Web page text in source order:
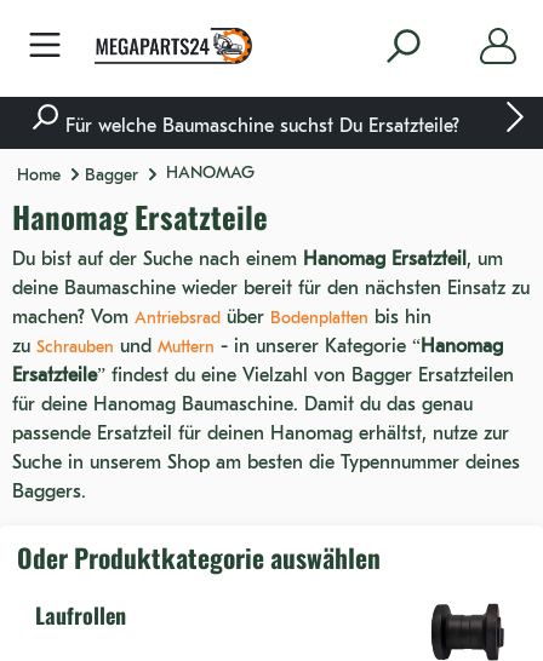
Für welche Baumaschine suchst Du Ersatzteile?
Home Bagger HANOMAG
Hanomag Ersatzteile
Du bist auf der Suche nach einem Hanomag Ersatzteil , um
deine Baumaschine wieder bereit für den nächsten Einsatz zu
machen? Vom Antriebsrad über Bodenplatten bis hin
zu Schrauben und Muttern - in unserer Kategorie “ Hanomag
Ersatzteile” findest du eine Vielzahl von Bagger Ersatzteilen
für deine Hanomag Baumaschine. Damit du das genau
passende Ersatzteil für deinen Hanomag erhältst, nutze zur
Suche in unserem Shop am besten die Typennummer deines
Baggers.
Oder Produktkategorie auswählen
Laufrollen